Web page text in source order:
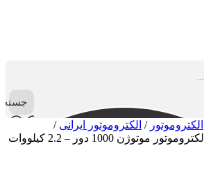
الکتروموتور / الکتروموتور ایرانی /
الکتروموتور موتوژن 1000 دور – 2.2 کیلووات